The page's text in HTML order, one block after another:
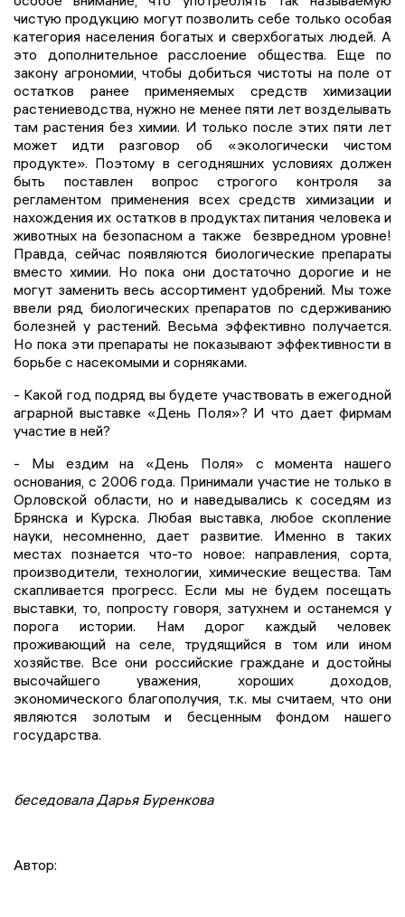
чистую продукцию могут позволить себе только особая
категория населения богатых и сверхбогатых людей. А
это дополнительное расслоение общества. Еще по
закону агрономии, чтобы добиться чистоты на поле от
остатков ранее применяемых средств химизации
растениеводства, нужно не менее пяти лет возделывать
там растения без химии. И только после этих пяти лет
может идти разговор об «экологически чистом
продукте». Поэтому в сегодняшних условиях должен
быть поставлен вопрос строгого контроля за
регламентом применения всех средств химизации и
нахождения их остатков в продуктах питания человека и
животных на безопасном а также безвредном уровне!
Правда, сейчас появляются биологические препараты
вместо химии. Но пока они достаточно дорогие и не
могут заменить весь ассортимент удобрений. Мы тоже
ввели ряд биологических препаратов по сдерживанию
болезней у растений. Весьма эффективно получается.
Но пока эти препараты не показывают эффективности в
борьбе с насекомыми и сорняками.
- Какой год подряд вы будете участвовать в ежегодной
аграрной выставке «День Поля»? И что дает фирмам
участие в ней?
- Мы ездим на «День Поля» с момента нашего
основания, с 2006 года. Принимали участие не только в
Орловской области, но и наведывались к соседям из
Брянска и Курска. Любая выставка, любое скопление
науки, несомненно, дает развитие. Именно в таких
местах познается что-то новое: направления, сорта,
производители, технологии, химические вещества. Там
скапливается прогресс. Если мы не будем посещать
выставки, то, попросту говоря, затухнем и останемся у
порога истории. Нам дорог каждый человек
проживающий на селе, трудящийся в том или ином
хозяйстве. Все они российские граждане и достойны
высочайшего уважения, хороших доходов,
экономического благополучия, т.к. мы считаем, что они
являются золотым и бесценным фондом нашего
государства.
беседовала Дарья Буренкова
Автор: